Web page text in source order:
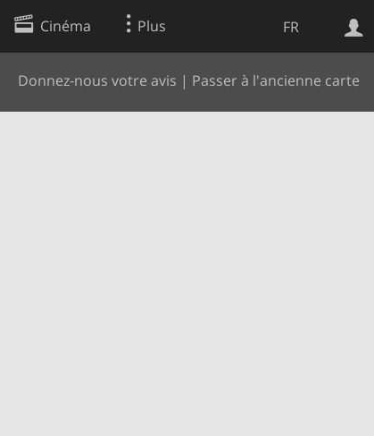
FR
Cinéma Plus
Donnez-nous votre avis | Passer à l'ancienne carte
Web